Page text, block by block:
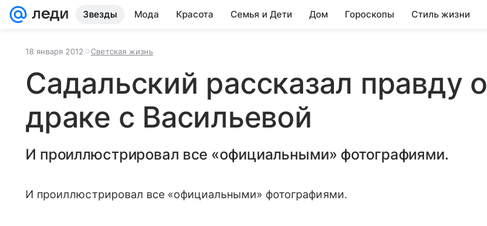
Звезды Мода Красота Семья и Дети Дом Гороскопы Стиль жизни
18 января 2012 Светская жизнь
Садальский рассказал правду о
драке с Васильевой
И проиллюстрировал все «официальными» фотографиями.
И проиллюстрировал все «официальными» фотографиями.